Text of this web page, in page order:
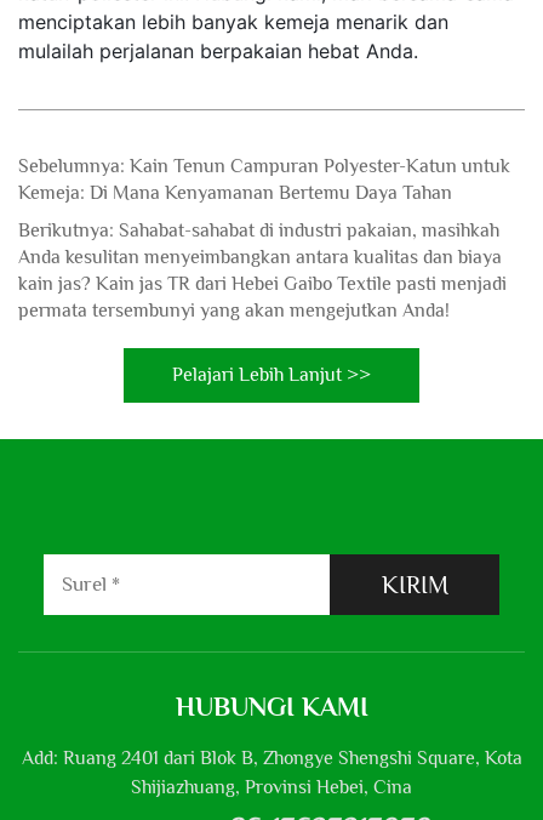
menciptakan lebih banyak kemeja menarik dan
mulailah perjalanan berpakaian hebat Anda.
Sebelumnya: Kain Tenun Campuran Polyester-Katun untuk
Kemeja: Di Mana Kenyamanan Bertemu Daya Tahan
Berikutnya: Sahabat-sahabat di industri pakaian, masihkah
Anda kesulitan menyeimbangkan antara kualitas dan biaya
kain jas? Kain jas TR dari Hebei Gaibo Textile pasti menjadi
permata tersembunyi yang akan mengejutkan Anda!
Pelajari Lebih Lanjut >>
KIRIM
HUBUNGI KAMI
Add: Ruang 2401 dari Blok B, Zhongye Shengshi Square, Kota
Shijiazhuang, Provinsi Hebei, Cina